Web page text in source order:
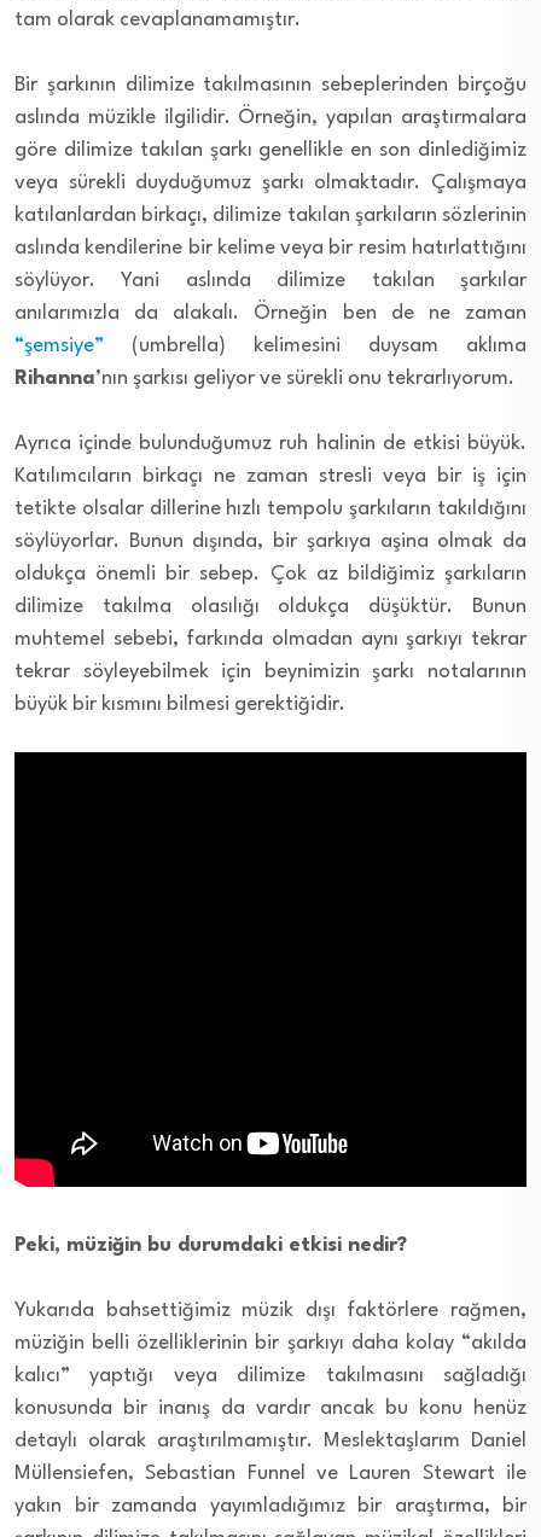
tam olarak cevaplanamamıştır.
Bir şarkının dilimize takılmasının sebeplerinden birçoğu
aslında müzikle ilgilidir. Örneğin, yapılan araştırmalara
göre dilimize takılan şarkı genellikle en son dinlediğimiz
veya sürekli duyduğumuz şarkı olmaktadır. Çalışmaya
katılanlardan birkaçı, dilimize takılan şarkıların sözlerinin
aslında kendilerine bir kelime veya bir resim hatırlattığını
söylüyor. Yani aslında dilimize takılan şarkılar
anılarımızla da alakalı. Örneğin ben de ne zaman
“şemsiye” (umbrella) kelimesini duysam aklıma
Rihanna’nın şarkısı geliyor ve sürekli onu tekrarlıyorum.
Ayrıca içinde bulunduğumuz ruh halinin de etkisi büyük.
Katılımcıların birkaçı ne zaman stresli veya bir iş için
tetikte olsalar dillerine hızlı tempolu şarkıların takıldığını
söylüyorlar. Bunun dışında, bir şarkıya aşina olmak da
oldukça önemli bir sebep. Çok az bildiğimiz şarkıların
dilimize takılma olasılığı oldukça düşüktür. Bunun
muhtemel sebebi, farkında olmadan aynı şarkıyı tekrar
tekrar söyleyebilmek için beynimizin şarkı notalarının
büyük bir kısmını bilmesi gerektiğidir.
Peki, müziğin bu durumdaki etkisi nedir?
Yukarıda bahsettiğimiz müzik dışı faktörlere rağmen,
müziğin belli özelliklerinin bir şarkıyı daha kolay “akılda
kalıcı” yaptığı veya dilimize takılmasını sağladığı
konusunda bir inanış da vardır ancak bu konu henüz
detaylı olarak araştırılmamıştır. Meslektaşlarım Daniel
Müllensiefen, Sebastian Funnel ve Lauren Stewart ile
yakın bir zamanda yayımladığımız bir araştırma, bir